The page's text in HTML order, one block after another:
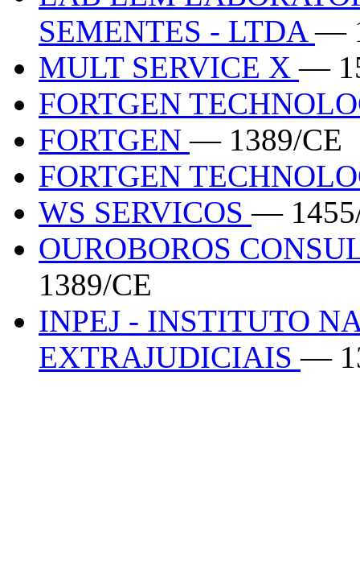
SEMENTES - LTDA—
MULT SERVICE X—
FORTGEN
FORTGEN— 1389/CE
FORTGEN
WS SERVICOS—
OUROBOROS
1389/CE
INPEJ - INSTITUTO
EXTRAJUDICIAIS—